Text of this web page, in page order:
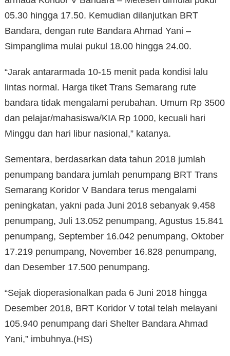
05.30 hingga 17.50. Kemudian dilanjutkan BRT
Bandara, dengan rute Bandara Ahmad Yani –
Simpanglima mulai pukul 18.00 hingga 24.00.
“Jarak antararmada 10-15 menit pada kondisi lalu
lintas normal. Harga tiket Trans Semarang rute
bandara tidak mengalami perubahan. Umum Rp 3500
dan pelajar/mahasiswa/KIA Rp 1000, kecuali hari
Minggu dan hari libur nasional,” katanya.
Sementara, berdasarkan data tahun 2018 jumlah
penumpang bandara jumlah penumpang BRT Trans
Semarang Koridor V Bandara terus mengalami
peningkatan, yakni pada Juni 2018 sebanyak 9.458
penumpang, Juli 13.052 penumpang, Agustus 15.841
penumpang, September 16.042 penumpang, Oktober
17.219 penumpang, November 16.828 penumpang,
dan Desember 17.500 penumpang.
“Sejak dioperasionalkan pada 6 Juni 2018 hingga
Desember 2018, BRT Koridor V total telah melayani
105.940 penumpang dari Shelter Bandara Ahmad
Yani,” imbuhnya.(HS)